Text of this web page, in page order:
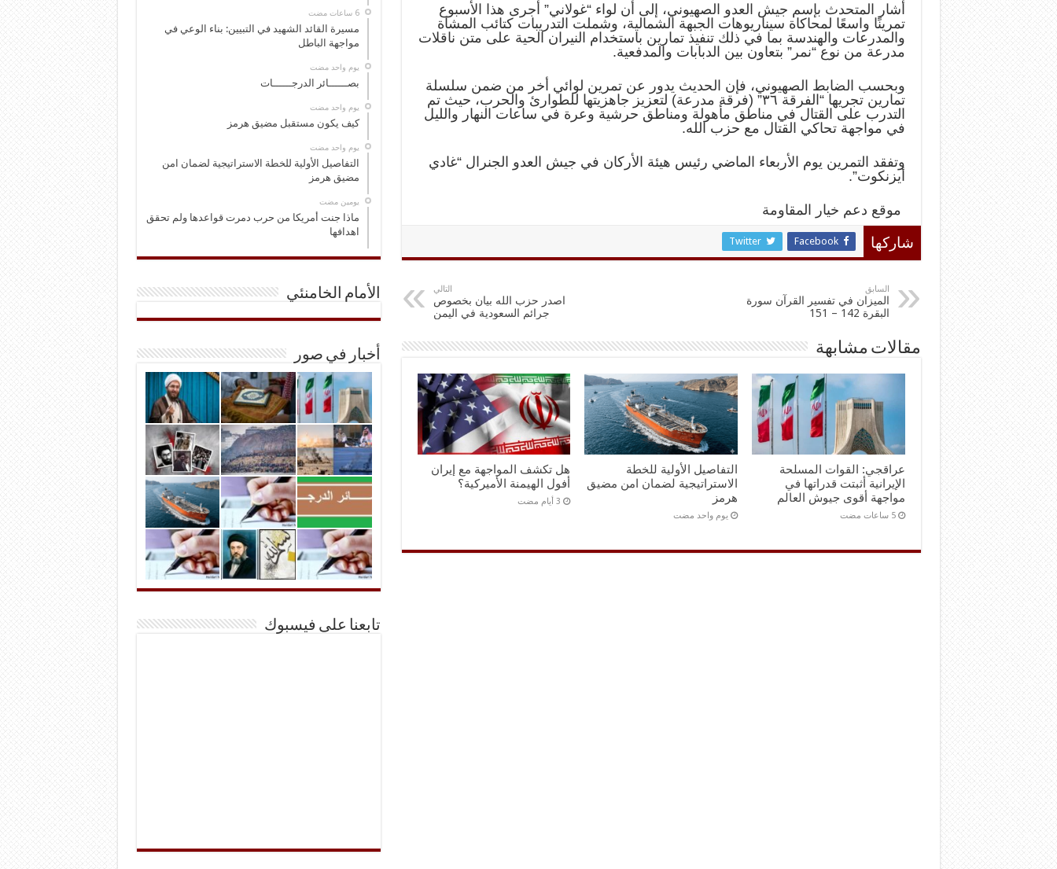
أشار المتحدث بإسم جيش العدو الصهيوني، إلى أن لواء “غولاني” أجرى هذا الأسبوع
تمرينًا واسعًا لمحاكاة سيناريوهات الجبهة الشمالية، وشملت التدريبات كتائب المشاة
والمدرعات والهندسة بما في ذلك تنفيذ تمارين باستخدام النيران الحية على متن ناقلات
مدرعة من نوع “نمر” بتعاون بين الدبابات والمدفعية.
وبحسب الضابط الصهيوني، فإن الحديث يدور عن تمرين لوائي أخر من ضمن سلسلة
تمارين تجريها “الفرقة ٣٦” (فرقة مدرعة) لتعزيز جاهزيتها للطوارئ والحرب، حيث تم
التدرب على القتال في مناطق مأهولة ومناطق حرشية وعرة في ساعات النهار والليل
في مواجهة تحاكي القتال مع حزب الله.
وتفقد التمرين يوم الأربعاء الماضي رئيس هيئة الأركان في جيش العدو الجنرال “غادي
أيزنكوت”.
موقع دعم خيار المقاومة
شاركها Facebook
Twitter
السابق
الميزان في تفسير القرآن سورة
البقرة 142 – 151
التالي
اصدر حزب الله بيان بخصوص
جرائم السعودية في اليمن
مقالات مشابهة
عراقجي: القوات المسلحة
الإيرانية أثبتت قدراتها في
مواجهة أقوى جيوش العالم
‏5 ساعات مضت
التفاصيل الأولية للخطة
الاستراتيجية لضمان امن مضيق
هرمز
‏يوم واحد مضت
هل تكشف المواجهة مع إيران
أفول الهيمنة الأميركية؟
‏6 ساعات مضت
مسيرة القائد الشهيد في التبيين: بناء الوعي في
مواجهة الباطل
‏يوم واحد مضت
بصــــــائر الدرجــــــات
‏يوم واحد مضت
كيف يكون مستقبل مضيق هرمز
‏يوم واحد مضت
التفاصيل الأولية للخطة الاستراتيجية لضمان امن
مضيق هرمز
‏يومين مضت
ماذا جنت أمريكا من حرب دمرت قواعدها ولم تحقق
اهدافها
الأمام الخامنئي
أخبار في صور
تابعنا على فيسبوك